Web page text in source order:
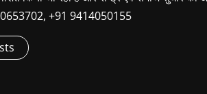
+91 9414050155